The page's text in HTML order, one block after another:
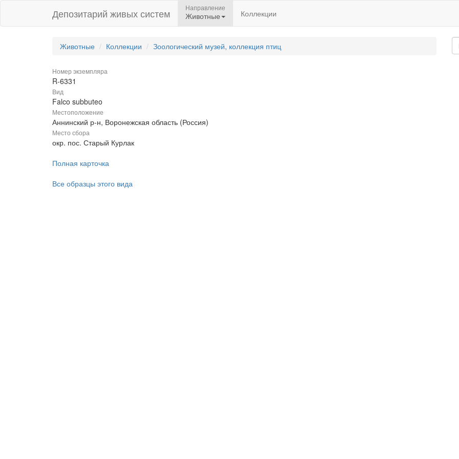
Депозитарий живых систем Направление
Животные Коллекции
Животные Коллекции Зоологический музей, коллекция птиц
Номер экземпляра
R-6331
Вид
Falco subbuteo
Местоположение
Аннинский р-н, Воронежская область (Россия)
Место сбора
окр. пос. Старый Курлак
Полная карточка
Все образцы этого вида